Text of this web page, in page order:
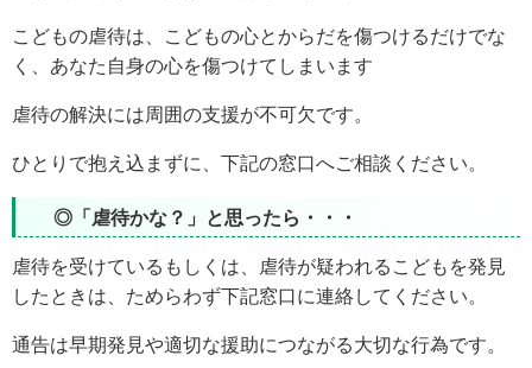
こどもの虐待は、こどもの心とからだを傷つけるだけでな
く、あなた自身の心を傷つけてしまいます
虐待の解決には周囲の支援が不可欠です。
ひとりで抱え込まずに、下記の窓口へご相談ください。
◎「虐待かな？」と思ったら・・・
虐待を受けているもしくは、虐待が疑われるこどもを発見
したときは、ためらわず下記窓口に連絡してください。
通告は早期発見や適切な援助につながる大切な行為です。